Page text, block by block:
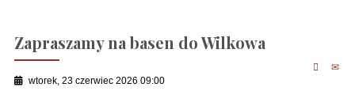
Zapraszamy na basen do Wilkowa
wtorek, 23 czerwiec 2026 09:00